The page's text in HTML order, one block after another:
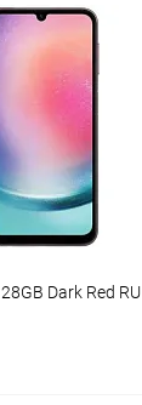
К сравнению
В наличии
Dark Red RU